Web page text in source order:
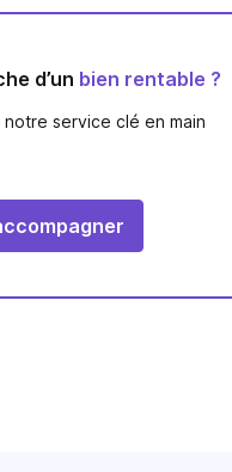
d’un bien rentable ?
service clé en main